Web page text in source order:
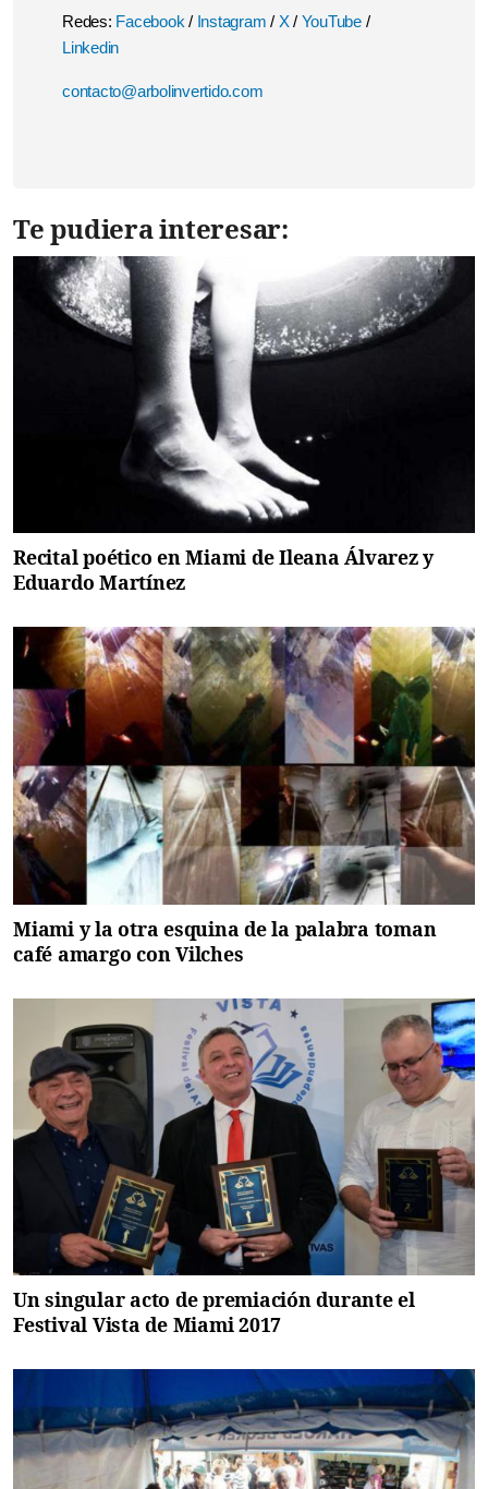
Redes: Facebook / Instagram / X/ YouTube /
Linkedin
contacto@arbolinvertido.com
Te pudiera interesar:
Recital poético en Miami de Ileana Álvarez y
Eduardo Martínez
Miami y la otra esquina de la palabra toman
café amargo con Vilches
Un singular acto de premiación durante el
Festival Vista de Miami 2017